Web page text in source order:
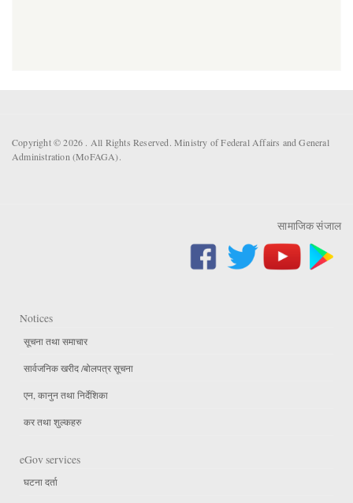
Copyright © 2026 . All Rights Reserved. Ministry of Federal Affairs and General
Administration (MoFAGA).
सामाजिक संजाल
Notices
सूचना तथा समाचार
सार्वजनिक खरीद /बोलपत्र सूचना
एन, कानुन तथा निर्देशिका
कर तथा शुल्कहरु
eGov services
घटना दर्ता